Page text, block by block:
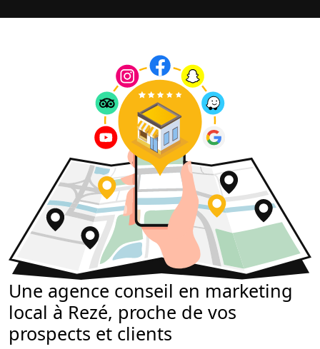
Une agence conseil en marketing
local à Rezé, proche de vos
prospects et clients